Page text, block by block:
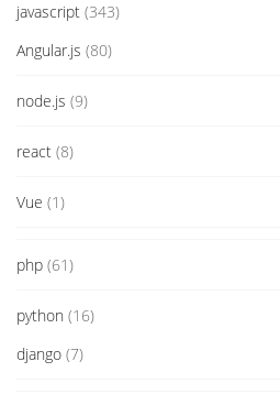
javascript (343)
Angular.js (80)
node.js (9)
react (8)
Vue (1)
php (61)
python (16)
django (7)